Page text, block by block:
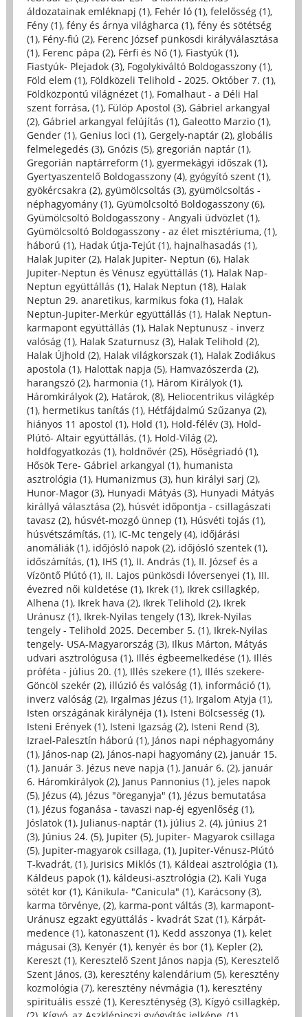
áldozatainak emléknapj (1), Fehér ló (1), felelősség (1),
Fény (1), fény és árnya világharca (1), fény és sötétség
(1), Fény-fiú (2), Ferenc József pünkösdi királyválasztása
(1), Ferenc pápa (2), Férfi és Nő (1), Fiastyúk (1),
Fiastyúk- Plejadok (3), Fogolykiváltó Boldogasszony (1),
Föld elem (1), Földközeli Telihold - 2025. Október 7. (1),
Földközpontú világnézet (1), Fomalhaut - a Déli Hal
szent forrása, (1), Fülöp Apostol (3), Gábriel arkangyal
(2), Gábriel arkangyal felújítás (1), Galeotto Marzio (1),
Gender (1), Genius loci (1), Gergely-naptár (2), globális
felmelegedés (3), Gnózis (5), gregorián naptár (1),
Gregorián naptárreform (1), gyermekágyi időszak (1),
Gyertyaszentelő Boldogasszony (4), gyógyító szent (1),
gyökércsakra (2), gyümölcsoltás (3), gyümölcsoltás -
néphagyomány (1), Gyümölcsoltó Boldogasszony (6),
Gyümölcsoltó Boldogasszony - Angyali üdvözlet (1),
Gyümölcsoltó Boldogasszony - az élet misztériuma, (1),
háború (1), Hadak útja-Tejút (1), hajnalhasadás (1),
Halak Jupiter (2), Halak Jupiter- Neptun (6), Halak
Jupiter-Neptun és Vénusz együttállás (1), Halak Nap-
Neptun együttállás (1), Halak Neptun (18), Halak
Neptun 29. anaretikus, karmikus foka (1), Halak
Neptun-Jupiter-Merkúr együttállás (1), Halak Neptun-
karmapont együttállás (1), Halak Neptunusz - inverz
valóság (1), Halak Szaturnusz (3), Halak Telihold (2),
Halak Újhold (2), Halak világkorszak (1), Halak Zodiákus
apostola (1), Halottak napja (5), Hamvazószerda (2),
harangszó (2), harmonia (1), Három Királyok (1),
Háromkirályok (2), Határok, (8), Heliocentrikus világkép
(1), hermetikus tanítás (1), Hétfájdalmú Szűzanya (2),
hiányos 11 apostol (1), Hold (1), Hold-félév (3), Hold-
Plútó- Altair együttállás, (1), Hold-Világ (2),
holdfogyatkozás (1), holdnővér (25), Hőségriadó (1),
Hősök Tere- Gábriel arkangyal (1), humanista
asztrológia (1), Humanizmus (3), hun királyi sarj (2),
Hunor-Magor (3), Hunyadi Mátyás (3), Hunyadi Mátyás
királlyá választása (2), húsvét időpontja - csillagászati
tavasz (2), húsvét-mozgó ünnep (1), Húsvéti tojás (1),
húsvétszámítás, (1), IC-Mc tengely (4), időjárási
anomáliák (1), időjósló napok (2), időjósló szentek (1),
időszámítás, (1), IHS (1), II. András (1), II. József és a
Vízöntő Plútó (1), II. Lajos pünkösdi lóversenyei (1), III.
évezred női küldetése (1), Ikrek (1), Ikrek csillagkép,
Alhena (1), Ikrek hava (2), Ikrek Telihold (2), Ikrek
Uránusz (1), Ikrek-Nyilas tengely (13), Ikrek-Nyilas
tengely - Telihold 2025. December 5. (1), Ikrek-Nyilas
tengely- USA-Magyarország (3), Ilkus Márton, Mátyás
udvari asztrológusa (1), Illés égbeemelkedése (1), Illés
próféta - július 20. (1), Illés szekere (1), Illés szekere-
Göncöl szekér (2), illúzió és valóság (1), információ (1),
inverz valóság (2), Irgalmas Jézus (1), Irgalom Atyja (1),
Isten országának királynéja (1), Isteni Bölcsesség (1),
Isteni Erények (1), Isteni Igazság (2), Isteni Rend (3),
Izrael-Palesztín háború (1), János napi néphagyomány
(1), János-nap (2), János-napi hagyomány (2), január 15.
(1), Január 3. Jézus neve napja (1), Január 6. (2), január
6. Háromkirályok (2), Janus Pannonius (1), jeles napok
(5), Jézus (4), Jézus "öreganyja" (1), Jézus bemutatása
(1), Jézus foganása - tavaszi nap-éj egyenlőség (1),
Jóslatok (1), Julianus-naptár (1), július 2. (4), június 21
(3), Június 24. (5), Jupiter (5), Jupiter- Magyarok csillaga
(5), Jupiter-magyarok csillaga, (1), Jupiter-Vénusz-Plútó
T-kvadrát, (1), Jurisics Miklós (1), Káldeai asztrológia (1),
Káldeus papok (1), káldeusi-asztrológia (2), Kali Yuga
sötét kor (1), Kánikula- "Canicula" (1), Karácsony (3),
karma törvénye, (2), karma-pont váltás (3), karmapont-
Uránusz egzakt együttálás - kvadrát Szat (1), Kárpát-
medence (1), katonaszent (1), Kedd asszonya (1), kelet
mágusai (3), Kenyér (1), kenyér és bor (1), Kepler (2),
Kereszt (1), Keresztelő Szent János napja (5), Keresztelő
Szent János, (3), keresztény kalendárium (5), keresztény
kozmológia (7), keresztény névmágia (1), keresztény
spirituális esszé (1), Kereszténység (3), Kígyó csillagkép,